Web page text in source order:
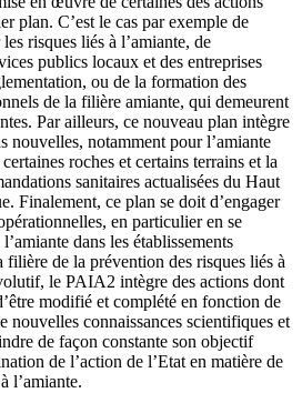
plan. C’est le cas par exemple de
risques liés à l’amiante, de
publics locaux et des entreprises
ou de la formation des
de la filière amiante, qui demeurent
Par ailleurs, ce nouveau plan intègre
nouvelles, notamment pour l’amiante
roches et certains terrains et la
sanitaires actualisées du Haut
Finalement, ce plan se doit d’engager
en particulier en se
dans les établissements
filière de la prévention des risques liés à
le PAIA2 intègre des actions dont
modifié et complété en fonction de
nouvelles connaissances scientifiques et
de façon constante son objectif
de l’action de l’Etat en matière de
l’amiante.